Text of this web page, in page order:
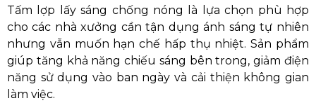
Tấm lợp lấy sáng chống nóng là lựa chọn phù hợp
cho các nhà xưởng cần tận dụng ánh sáng tự nhiên
nhưng vẫn muốn hạn chế hấp thụ nhiệt. Sản phẩm
giúp tăng khả năng chiếu sáng bên trong, giảm điện
năng sử dụng vào ban ngày và cải thiện không gian
làm việc.